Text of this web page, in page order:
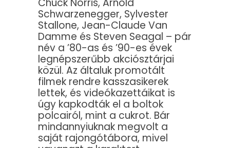
Chuck Norris, Arnold
Schwarzenegger, Sylvester
Stallone, Jean-Claude Van
Damme és Steven Seagal – pár
név a ’80-as és ’90-es évek
legnépszerűbb akciósztárjai
közül. Az általuk promotált
filmek rendre kasszasikerek
lettek, és videókazettáikat is
úgy kapkodták el a boltok
polcairól, mint a cukrot. Bár
mindannyiuknak megvolt a
saját rajongótábora, mivel